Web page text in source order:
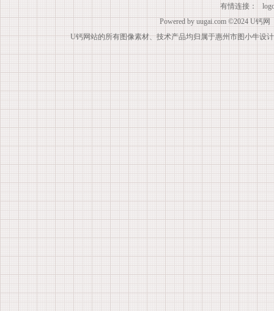
有情连接：
Powered by uugai.com ©2024 U钙网
U钙网站的所有图像素材、技术产品均归属于惠州市图小牛设